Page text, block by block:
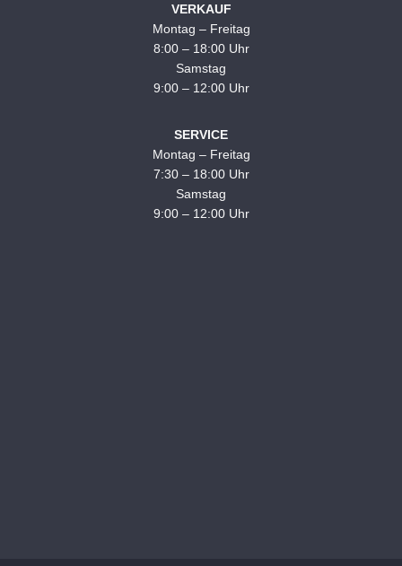
VERKAUF
Montag – Freitag
8:00 – 18:00 Uhr
Samstag
9:00 – 12:00 Uhr
SERVICE
Montag – Freitag
7:30 – 18:00 Uhr
Samstag
9:00 – 12:00 Uhr